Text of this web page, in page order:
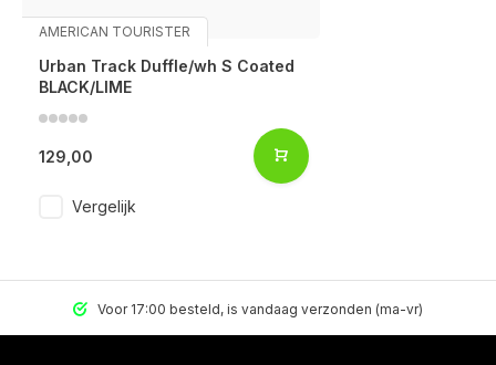
AMERICAN TOURISTER
Urban Track Duffle/wh S Coated
BLACK/LIME
129,00
Vergelijk
Voor 17:00 besteld, is vandaag verzonden (ma-vr)